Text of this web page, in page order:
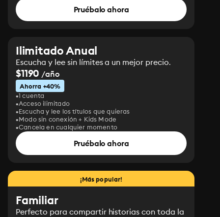
Pruébalo ahora
Ilimitado Anual
Escucha y lee sin límites a un mejor precio.
$1190 /año
Ahorra +40%
1 cuenta
Acceso ilimitado
Escucha y lee los títulos que quieras
Modo sin conexión + Kids Mode
Cancela en cualquier momento
Pruébalo ahora
¡Más popular!
Familiar
Perfecto para compartir historias con toda la